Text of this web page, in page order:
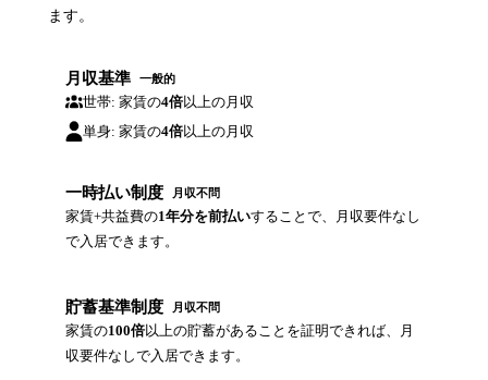
ます。
月収基準 一般的
世帯: 家賃の4倍以上の月収
単身: 家賃の4倍以上の月収
一時払い制度 月収不問
家賃+共益費の1年分を前払いすることで、月収要件なし
で入居できます。
貯蓄基準制度 月収不問
家賃の100倍以上の貯蓄があることを証明できれば、月
収要件なしで入居できます。